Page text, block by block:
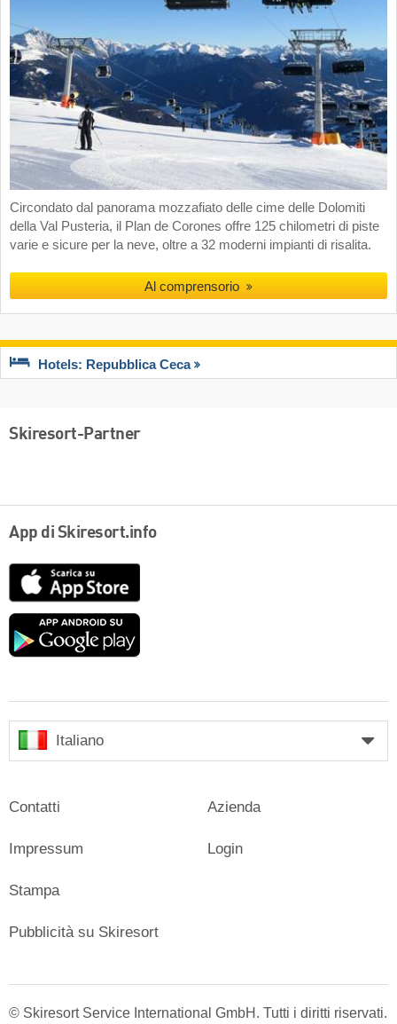
Circondato dal panorama mozzafiato delle cime delle Dolomiti
della Val Pusteria, il Plan de Corones offre 125 chilometri di piste
varie e sicure per la neve, oltre a 32 moderni impianti di risalita.
Al comprensorio
Hotels: Repubblica Ceca
Skiresort-Partner
App di Skiresort.info
Google
Italiano
Contatti
Impressum
Stampa
Azienda
Login
Pubblicità su Skiresort
© Skiresort Service International GmbH. Tutti i diritti riservati.